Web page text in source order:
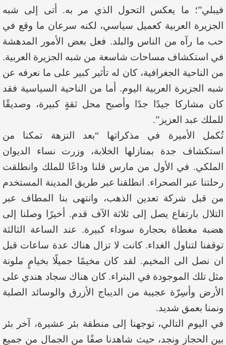
فيبلي”؛ ما يعكس التحول الذي مر به. أتى إلى شبه
الجزيرة العربية كعميل سياسي، لكنه سرعان ما وقع في
حب ما رآه من الناس والبلد. فعل بعض الأمور المدهشة
في استكشاف مساحات شاسعة من شبه الجزيرة العربية.
من الناحية الجغرافية، كان له تأثير كبير على ما نعرفه عن
شبه الجزيرة العربية اليوم. أما من الناحية السياسية فقد
كان مشاركا جيدًا جدًا وأصبح محل ثقةٍ كبيرة، وصديقًا
للملك عبد العزيز”.
تُكمل الأميرة في مذكراتها “بعد النزهة تمكنا من
استكشاف جدة بمنازلها الخلابة، وزرت نساء الديوان
الملكي. في الأول من مارس قلنا وداعًا للملك وانطلقت
رحلتنا عبر الصحراء. انطلقنا عبر طريق المدينة المستخدم
من قبل شركة تعدين الذهب، وانتهى بنا المطاف عبر
التلال بارتفاع يصل إلى ثلاثة الآف قدم. أخيرًا وصلنا إلى
هضبة مغطاة بحجارة سوداء كبيرة. عند الساعة الثالثة
توقفنا لتناول الغداء. كانت لا تزال هناك عدة ساعات قبل
ان نصل الى المخيم. لقد كان مخيمًا جميلًا بخيامٍ ملونة
مثل تلك الموجودة في البتراء. كان هناك سجاد هندي على
الأرض وأسِرّة عجيبة من الديباج الأزرق والوسائد الصلبة
ونمنا بعمق شديد.
في اليوم التالي، توجهنا إلى منطقة بئر عشيرة، آخر بئر
بين الحجاز ونجد، حيث شاهدنا صفًا من الجمال من جميع